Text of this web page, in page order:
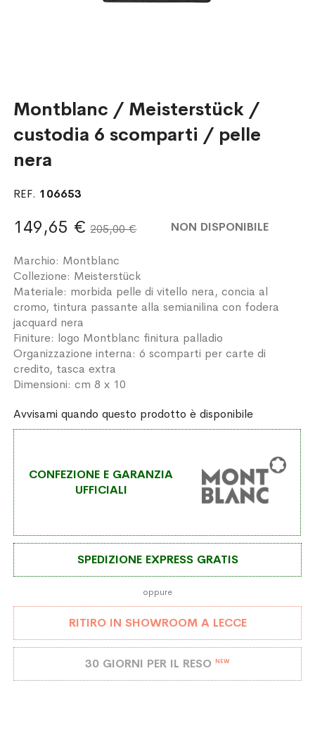
Montblanc / Meisterstück /
custodia 6 scomparti / pelle
nera
REF. 106653
149,65 € 205,00 € NON DISPONIBILE
Marchio: Montblanc
Collezione: Meisterstück
Materiale: morbida pelle di vitello nera, concia al
cromo, tintura passante alla semianilina con fodera
jacquard nera
Finiture: logo Montblanc finitura palladio
Organizzazione interna: 6 scomparti per carte di
credito, tasca extra
Dimensioni: cm 8 x 10
Avvisami quando questo prodotto è disponibile
CONFEZIONE E GARANZIA
UFFICIALI
SPEDIZIONE EXPRESS GRATIS
oppure
RITIRO IN SHOWROOM A LECCE
30 GIORNI PER IL RESO NEW